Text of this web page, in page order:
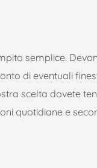
semplice.
di eventuali
scelta dovete
quotidiane e